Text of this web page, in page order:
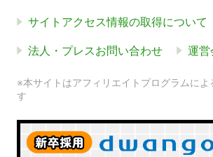
サイトアクセス情報の取得について
法人・プレスお問い合わせ 運営
※本サイトはアフィリエイトプログラムによ
す